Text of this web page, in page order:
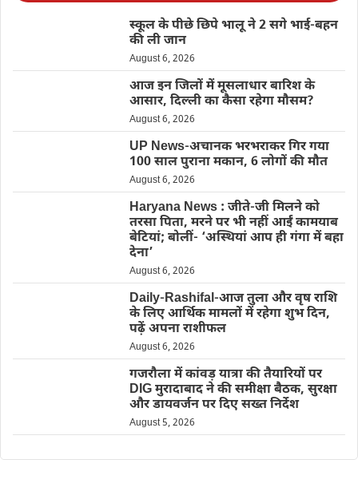
स्कूल के पीछे छिपे भालू ने 2 सगे भाई-बहन
की ली जान
August 6, 2026
आज इन जिलों में मूसलाधार बारिश के
आसार, दिल्ली का कैसा रहेगा मौसम?
August 6, 2026
UP News-अचानक भरभराकर गिर गया
100 साल पुराना मकान, 6 लोगों की मौत
August 6, 2026
Haryana News : जीते-जी मिलने को
तरसा पिता, मरने पर भी नहीं आईं कामयाब
बेटियां; बोलीं- ‘अस्थियां आप ही गंगा में बहा
देना’
August 6, 2026
Daily-Rashifal-आज तुला और वृष राशि
के लिए आर्थिक मामलों में रहेगा शुभ दिन,
पढ़ें अपना राशीफल
August 6, 2026
गजरौला में कांवड़ यात्रा की तैयारियों पर
DIG मुरादाबाद ने की समीक्षा बैठक, सुरक्षा
और डायवर्जन पर दिए सख्त निर्देश
August 5, 2026